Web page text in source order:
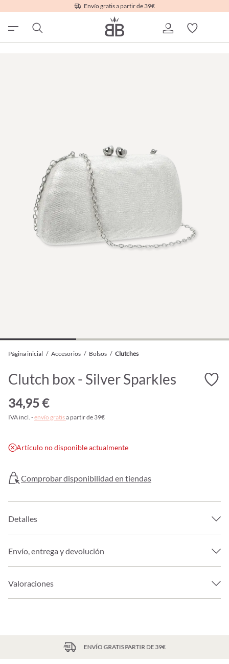
Envío gratis a partir de 39€
Página inicial / Accesorios / Bolsos / Clutches
Clutch box - Silver Sparkles
34,95 €
IVA incl. -envío gratisa partir de 39€
Artículo no disponible actualmente
Comprobar disponibilidad en tiendas
Detalles
Envío, entrega y devolución
Valoraciones
ENVÍO GRATIS PARTIR DE 39€